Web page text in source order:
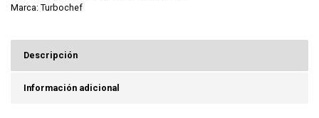
Marca: Turbochef
Descripción
Información adicional